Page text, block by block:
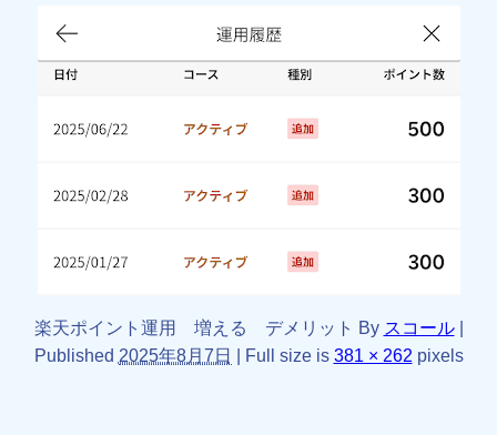
楽天ポイント運用 増える デメリット By スコール
Published 2025年8月7日 Full size is 381 × 262 pixels